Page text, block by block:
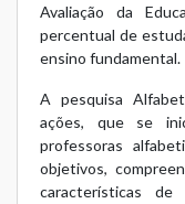
Avaliação da
percentual de
ensino fundamental.
A pesquisa
ações, que se
professoras
objetivos,
características de